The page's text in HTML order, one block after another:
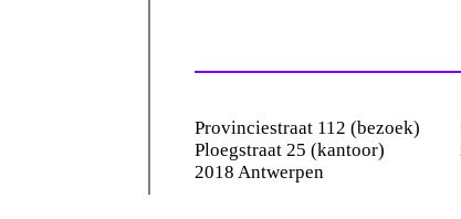
Provinciestraat 112 (bezoek)
Ploegstraat 25 (kantoor)
2018 Antwerpen